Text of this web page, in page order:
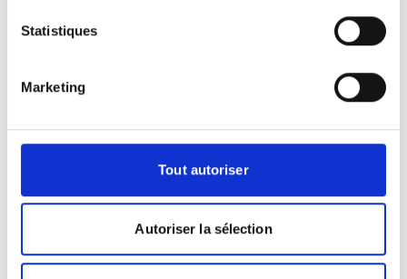
Statistiques
Marketing
Tout autoriser
Autoriser la sélection